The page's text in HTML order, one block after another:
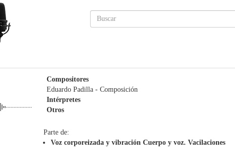
Compositores
Eduardo Padilla - Composición
Intérpretes
Otros
Parte de:
Voz corporeizada y vibración Cuerpo y voz. Vacilaciones